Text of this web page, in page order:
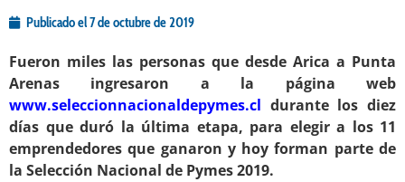
Publicado el7 de octubre de 2019
Fueron miles las personas que desde Arica a Punta
Arenas ingresaron a la página web
www.seleccionnacionaldepymes.cl durante los diez
días que duró la última etapa, para elegir a los 11
emprendedores que ganaron y hoy forman parte de
la Selección Nacional de Pymes 2019.